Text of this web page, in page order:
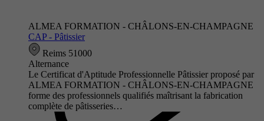
ALMEA FORMATION - CHÂLONS-EN-CHAMPAGNE
CAP - Pâtissier
Reims 51000
Alternance
Le Certificat d'Aptitude Professionnelle Pâtissier proposé par
ALMEA FORMATION - CHÂLONS-EN-CHAMPAGNE
forme des professionnels qualifiés maîtrisant la fabrication
complète de pâtisseries…